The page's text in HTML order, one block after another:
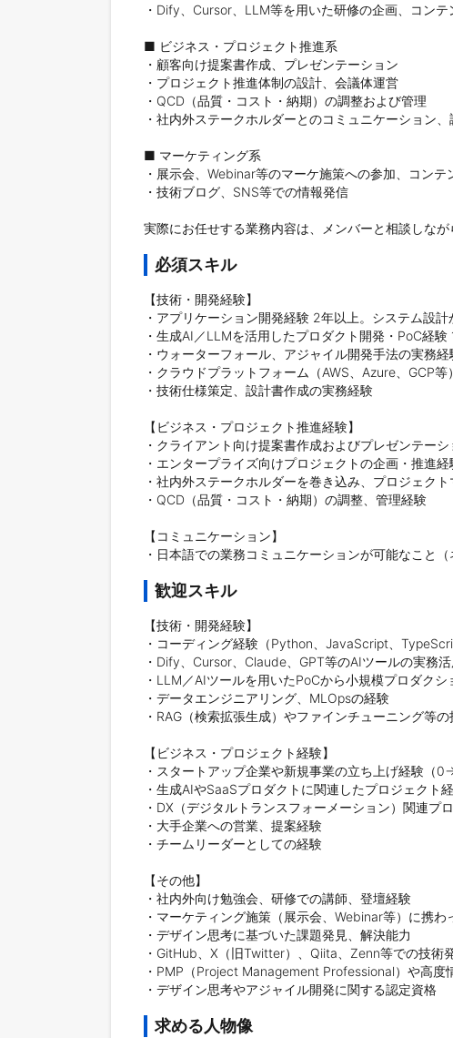
・Dify、Cursor、LLM等を用いた研修の企画、コン
■ ビジネス・プロジェクト推進系
・顧客向け提案書作成、プレゼンテーション
・プロジェクト推進体制の設計、会議体運営
・QCD（品質・コスト・納期）の調整および管理
・社内外ステークホルダーとのコミュニケーション、
■ マーケティング系
・展示会、Webinar等のマーケ施策への参加、コンテ
・技術ブログ、SNS等での情報発信
実際にお任せする業務内容は、メンバーと相談しなが
必須スキル
【技術・開発経験】
・アプリケーション開発経験 2年以上。システム設
・生成AI／LLMを活用したプロダクト開発・PoC経
・ウォーターフォール、アジャイル開発手法の実務経
・クラウドプラットフォーム（AWS、Azure、GCP
・技術仕様策定、設計書作成の実務経験
【ビジネス・プロジェクト推進経験】
・クライアント向け提案書作成およびプレゼンテー
・エンタープライズ向けプロジェクトの企画・推進
・社内外ステークホルダーを巻き込み、プロジェク
・QCD（品質・コスト・納期）の調整、管理経験
【コミュニケーション】
・日本語での業務コミュニケーションが可能なこと（
歓迎スキル
【技術・開発経験】
・コーディング経験（Python、JavaScript、
・Dify、Cursor、Claude、GPT等のAIツールの実務
・LLM／AIツールを用いたPoCから小規模プロダク
・データエンジニアリング、MLOpsの経験
・RAG（検索拡張生成）やファインチューニング等
【ビジネス・プロジェクト経験】
・スタートアップ企業や新規事業の立ち上げ経験（
・生成AIやSaaSプロダクトに関連したプロジェクト
・DX（デジタルトランスフォーメーション）関連プ
・大手企業への営業、提案経験
・チームリーダーとしての経験
【その他】
・社内外向け勉強会、研修での講師、登壇経験
・マーケティング施策（展示会、Webinar等）に携わ
・デザイン思考に基づいた課題発見、解決能力
・GitHub、X（旧Twitter）、Qiita、Zenn等での技術
・PMP（Project Management Professional）や高度
・デザイン思考やアジャイル開発に関する認定資格
求める人物像